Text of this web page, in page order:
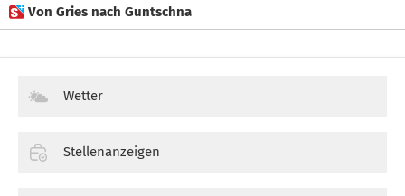
 Von Gries nach Guntschna
Wetter
Stellenanzeigen